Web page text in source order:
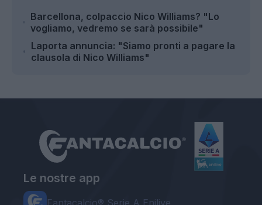
Barcellona, colpaccio Nico Williams? "Lo
vogliamo, vedremo se sarà possibile"
Laporta annuncia: "Siamo pronti a pagare la
clausola di Nico Williams"
Le nostre app